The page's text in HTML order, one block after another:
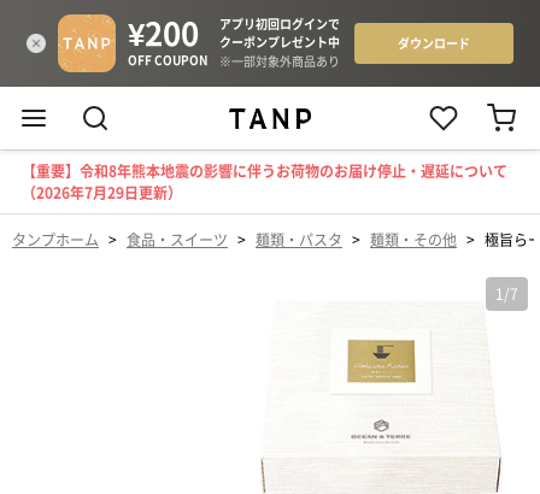
【重要】令和8年熊本地震の影響に伴うお荷物のお届け停止・遅延について
（2026年7月29日更新）
タンプホーム > 食品・スイーツ > 麺類・パスタ > 麺類・その他 > 極旨ら
1 /7